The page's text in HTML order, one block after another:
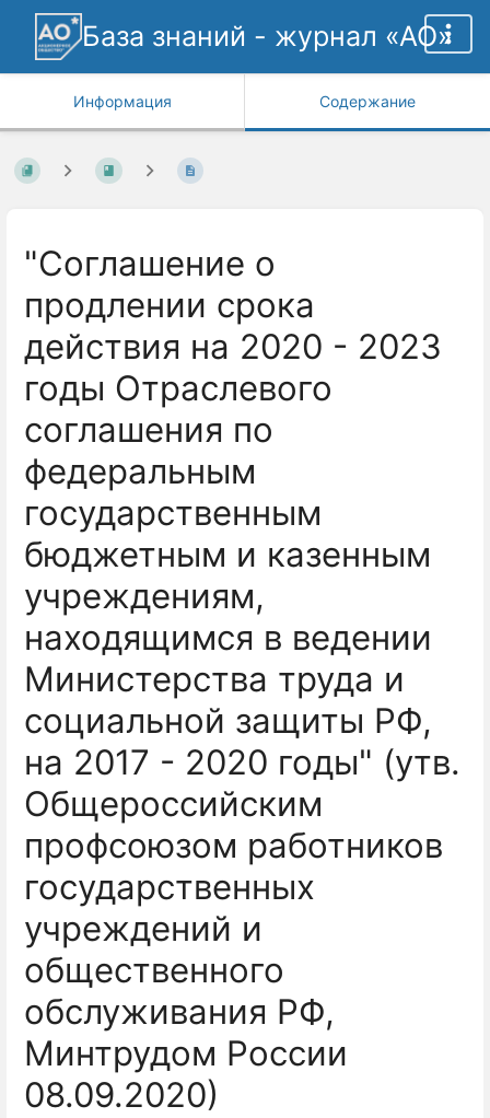
База знаний - журнал «АО»
Информация Содержание
"Соглашение о
продлении срока
действия на 2020 - 2023
годы Отраслевого
соглашения по
федеральным
государственным
бюджетным и казенным
учреждениям,
находящимся в ведении
Министерства труда и
социальной защиты РФ,
на 2017 - 2020 годы" (утв.
Общероссийским
профсоюзом работников
государственных
учреждений и
общественного
обслуживания РФ,
Минтрудом России
08.09.2020)